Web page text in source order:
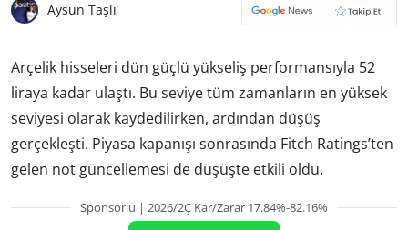
Aysun Taşlı
Arçelik hisseleri dün güçlü yükseliş performansıyla 52
liraya kadar ulaştı. Bu seviye tüm zamanların en yüksek
seviyesi olarak kaydedilirken, ardından düşüş
gerçekleşti. Piyasa kapanışı sonrasında Fitch Ratings’ten
gelen not güncellemesi de düşüşte etkili oldu.
Sponsorlu | 2026/2Ç Kar/Zarar 17.84%-82.16%